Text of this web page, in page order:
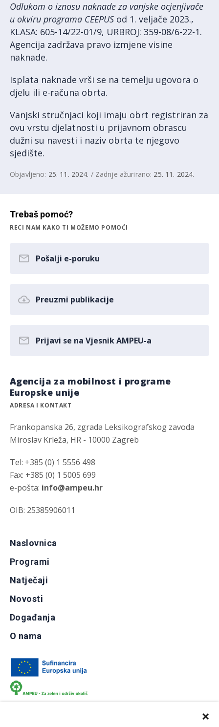
×
Odlukom o iznosu naknade za vanjske ocjenjivače
u okviru programa CEEPUS od 1. veljače 2023.,
KLASA: 605-14/22-01/9, URBROJ: 359-08/6-22-1.
Agencija zadržava pravo izmjene visine
naknade.
Isplata naknade vrši se na temelju ugovora o
djelu ili e-računa obrta.
Vanjski stručnjaci koji imaju obrt registriran za
ovu vrstu djelatnosti u prijavnom obrascu
dužni su navesti i naziv obrta te njegovo
sjedište.
Objavljeno: 25. 11. 2024. / Zadnje ažurirano: 25. 11. 2024.
Trebaš pomoć?
RECI NAM KAKO TI MOŽEMO POMOĆI
Pošalji e-poruku
Preuzmi publikacije
Prijavi se na Vjesnik AMPEU-a
Agencija za mobilnost i programe
Europske unije
ADRESA I KONTAKT
Frankopanska 26, zgrada Leksikografskog zavoda
Miroslav Krleža, HR - 10000 Zagreb
Tel: +385 (0) 1 5556 498
Fax: +385 (0) 1 5005 699
e-pošta: info@ampeu.hr
OIB: 25385906011
Naslovnica
Programi
Natječaji
Novosti
Događanja
O nama